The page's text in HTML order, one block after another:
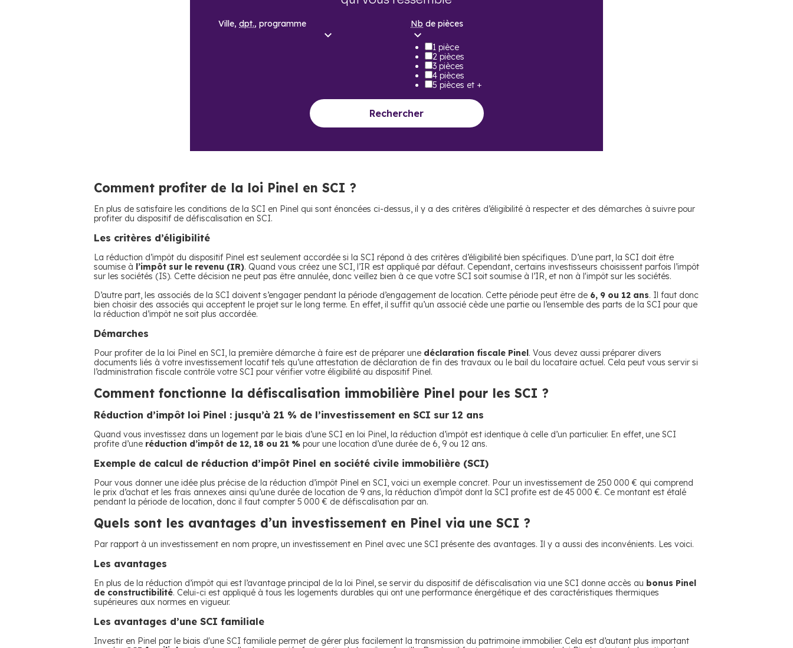
Ville, dpt., programme Nb de pièces
1 pièce
2 pièces
3 pièces
4 pièces
5 pièces et +
Rechercher
Comment profiter de la loi Pinel en SCI ?
En plus de satisfaire les conditions de la SCI en Pinel qui sont énoncées ci-dessus, il y a des critères d’éligibilité à respecter et des démarches à suivre pour
profiter du dispositif de défiscalisation en SCI.
Les critères d’éligibilité
La réduction d’impôt du dispositif Pinel est seulement accordée si la SCI répond à des critères d’éligibilité bien spécifiques. D’une part, la SCI doit être
soumise à l’impôt sur le revenu (IR). Quand vous créez une SCI, l’IR est appliqué par défaut. Cependant, certains investisseurs choisissent parfois l’impôt
sur les sociétés (IS). Cette décision ne peut pas être annulée, donc veillez bien à ce que votre SCI soit soumise à l’IR, et non à l'impôt sur les sociétés.
D’autre part, les associés de la SCI doivent s’engager pendant la période d’engagement de location. Cette période peut être de 6, 9 ou 12 ans. Il faut donc
bien choisir des associés qui acceptent le projet sur le long terme. En effet, il suffit qu’un associé cède une partie ou l’ensemble des parts de la SCI pour que
la réduction d’impôt ne soit plus accordée.
Démarches
Pour profiter de la loi Pinel en SCI, la première démarche à faire est de préparer une déclaration fiscale Pinel. Vous devez aussi préparer divers
documents liés à votre investissement locatif tels qu’une attestation de déclaration de fin des travaux ou le bail du locataire actuel. Cela peut vous servir si
l’administration fiscale contrôle votre SCI pour vérifier votre éligibilité au dispositif Pinel.
Comment fonctionne la défiscalisation immobilière Pinel pour les SCI ?
Réduction d’impôt loi Pinel : jusqu’à 21 % de l’investissement en SCI sur 12 ans
Quand vous investissez dans un logement par le biais d’une SCI en loi Pinel, la réduction d’impôt est identique à celle d’un particulier. En effet, une SCI
profite d’une réduction d’impôt de 12, 18 ou 21 % pour une location d’une durée de 6, 9 ou 12 ans.
Exemple de calcul de réduction d’impôt Pinel en société civile immobilière (SCI)
Pour vous donner une idée plus précise de la réduction d’impôt Pinel en SCI, voici un exemple concret. Pour un investissement de 250 000 € qui comprend
le prix d’achat et les frais annexes ainsi qu’une durée de location de 9 ans, la réduction d’impôt dont la SCI profite est de 45 000 €. Ce montant est étalé
pendant la période de location, donc il faut compter 5 000 € de défiscalisation par an.
Quels sont les avantages d’un investissement en Pinel via une SCI ?
Par rapport à un investissement en nom propre, un investissement en Pinel avec une SCI présente des avantages. Il y a aussi des inconvénients. Les voici.
Les avantages
En plus de la réduction d’impôt qui est l’avantage principal de la loi Pinel, se servir du dispositif de défiscalisation via une SCI donne accès au bonus Pinel
de constructibilité. Celui-ci est appliqué à tous les logements durables qui ont une performance énergétique et des caractéristiques thermiques
supérieures aux normes en vigueur.
Les avantages d’une SCI familiale
Investir en Pinel par le biais d'une SCI familiale permet de gérer plus facilement la transmission du patrimoine immobilier. Cela est d’autant plus important